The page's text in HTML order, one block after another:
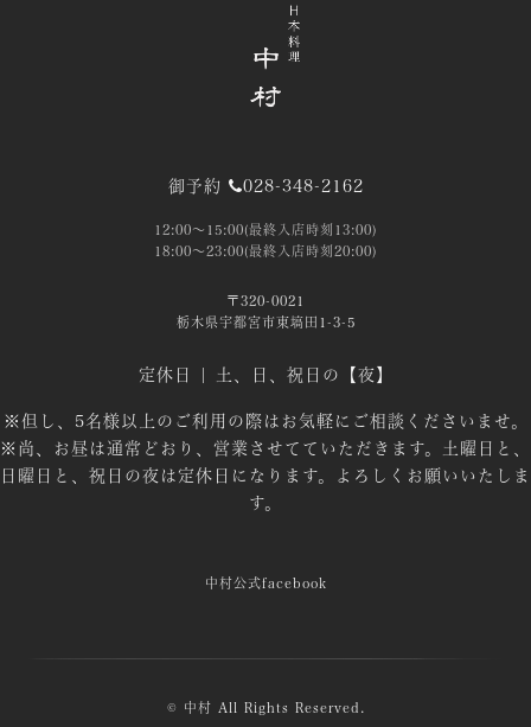
御予約 028-348-2162
12:00～15:00(最終入店時刻13:00)
18:00～23:00(最終入店時刻20:00)
〒320-0021
栃木県宇都宮市東塙田1-3-5
定休日 | 土、日、祝日の【夜】
※但し、5名様以上のご利用の際はお気軽にご相談くださいませ。
※尚、お昼は通常どおり、営業させてていただきます。土曜日と、
日曜日と、祝日の夜は定休日になります。よろしくお願いいたしま
す。
中村公式facebook
© 中村 All Rights Reserved.